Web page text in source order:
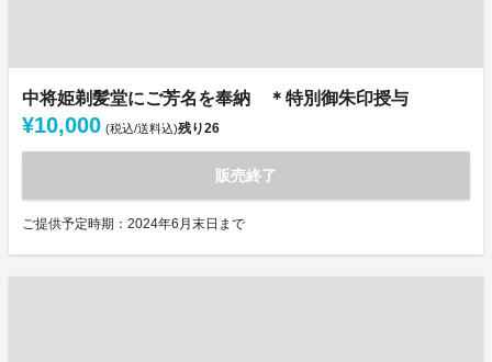
中将姫剃髪堂にご芳名を奉納 ＊特別御朱印授与
¥10,000 (税込/送料込)残り26
販売終了
ご提供予定時期：2024年6月末日まで